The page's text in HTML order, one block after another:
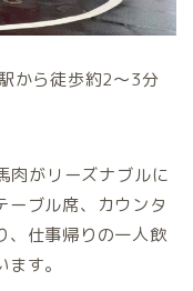
から徒歩約2〜3分
肉がリーズナブルに
ーブル席、カウンタ
、仕事帰りの一人飲
す。